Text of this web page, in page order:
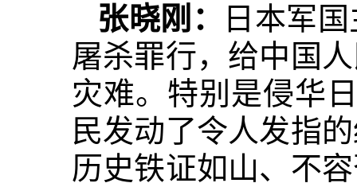
张晓刚：
日本军
屠杀罪行，给中国
灾难。特别是侵华
民发动了令人发指
历史铁证如山、不